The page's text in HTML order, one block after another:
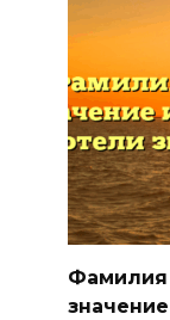
Фамилия